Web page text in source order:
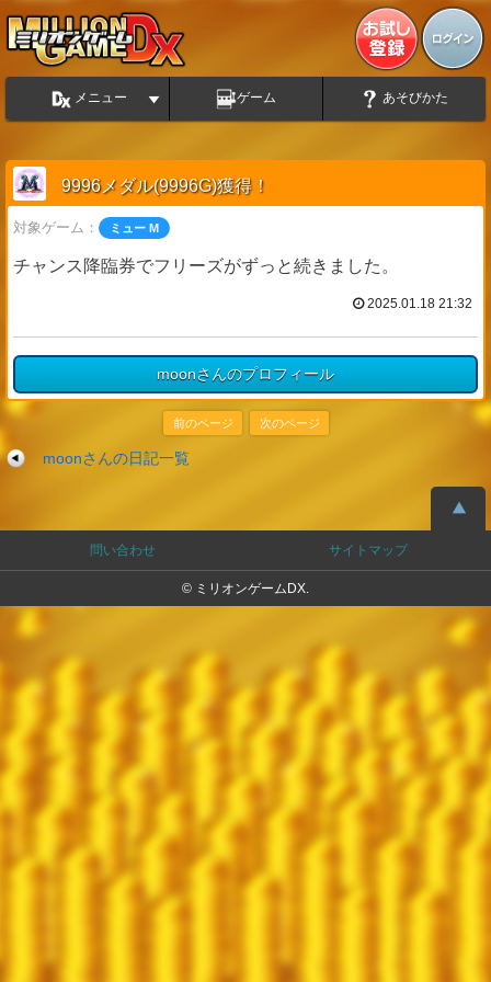
メニュー ゲーム あそびかた
9996メダル(9996G)獲得！
対象ゲーム： ミュー M
チャンス降臨券でフリーズがずっと続きました。
2025.01.18 21:32
moonさんのプロフィール
前のページ 次のページ
moonさんの日記一覧
問い合わせ サイトマップ
© ミリオンゲームDX.